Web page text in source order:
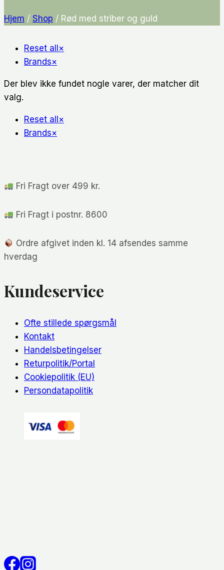
Hjem / Shop / Rød med striber og guld
Reset all ×
Brands×
Der blev ikke fundet nogle varer, der matcher dit
valg.
Reset all ×
Brands×
Fri Fragt over 499 kr.
Fri Fragt i postnr. 8600
Ordre afgivet inden kl. 14 afsendes samme
hverdag
Kundeservice
Ofte stillede spørgsmål
Kontakt
Handelsbetingelser
Returpolitik/Portal
Cookiepolitik (EU)
Persondatapolitik